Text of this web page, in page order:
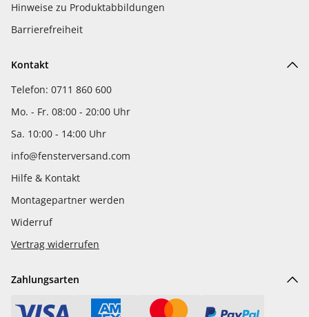
Hinweise zu Produktabbildungen
Barrierefreiheit
Kontakt
Telefon: 0711 860 600
Mo. - Fr. 08:00 - 20:00 Uhr
Sa. 10:00 - 14:00 Uhr
info@fensterversand.com
Hilfe & Kontakt
Montagepartner werden
Widerruf
Vertrag widerrufen
Zahlungsarten